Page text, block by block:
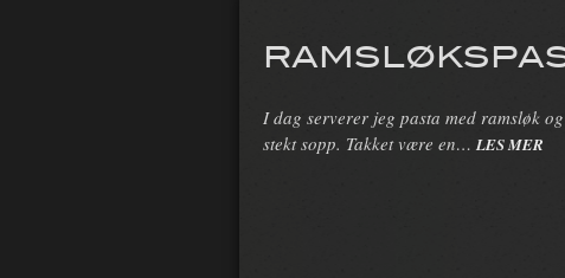
I dag serverer jeg pasta med ramsløk og
stekt sopp. Takket være en… LES MER